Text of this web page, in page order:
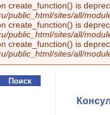
create_function() is
public_html/sites/all/
create_function() is
public_html/sites/all/
create_function() is
public_html/sites/all/